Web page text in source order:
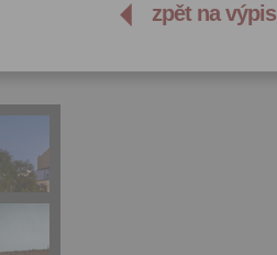
zpět na výpis